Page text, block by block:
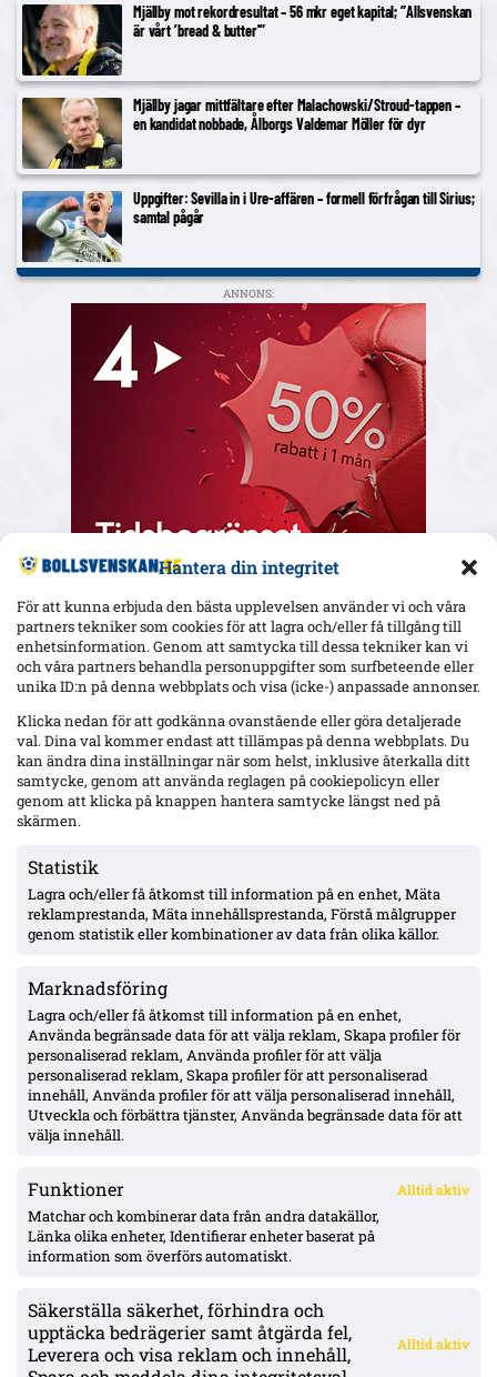
Hantera din integritet
För att kunna erbjuda den bästa upplevelsen använder vi och våra
partners tekniker som cookies för att lagra och/eller få tillgång till
enhetsinformation. Genom att samtycka till dessa tekniker kan vi
och våra partners behandla personuppgifter som surfbeteende eller
unika ID:n på denna webbplats och visa (icke-) anpassade annonser.
Klicka nedan för att godkänna ovanstående eller göra detaljerade
val. Dina val kommer endast att tillämpas på denna webbplats. Du
kan ändra dina inställningar när som helst, inklusive återkalla ditt
samtycke, genom att använda reglagen på cookiepolicyn eller
genom att klicka på knappen hantera samtycke längst ned på
skärmen.
Statistik
Lagra och/eller få åtkomst till information på en enhet, Mäta
reklamprestanda, Mäta innehållsprestanda, Förstå målgrupper
genom statistik eller kombinationer av data från olika källor.
Marknadsföring
Lagra och/eller få åtkomst till information på en enhet,
Använda begränsade data för att välja reklam, Skapa profiler för
personaliserad reklam, Använda profiler för att välja
personaliserad reklam, Skapa profiler för att personaliserad
innehåll, Använda profiler för att välja personaliserad innehåll,
Utveckla och förbättra tjänster, Använda begränsade data för att
välja innehåll.
Funktioner Alltid aktiv
Matchar och kombinerar data från andra datakällor,
Länka olika enheter, Identifierar enheter baserat på
information som överförs automatiskt.
Säkerställa säkerhet, förhindra och
upptäcka bedrägerier samt åtgärda fel,
Leverera och visa reklam och innehåll,
Alltid aktiv
Mjällby mot rekordresultat – 56 mkr eget kapital; ”Allsvenskan
är vårt ’bread & butter'”
Mjällby jagar mittfältare efter Malachowski/Stroud-tappen –
en kandidat nobbade, Ålborgs Valdemar Möller för dyr
Uppgifter: Sevilla in i Ure-affären – formell förfrågan till Sirius;
samtal pågår
ANNONS:
Senaste
varnar: ”Mjällbys styrka är kollektivet”
AIK utan 13 spelare mot Örgryte – Hove avstängd, Ellingsen
MFF:s Anton Höög med tre raka starter – Helstrup:
framtidsroll som åtta, kontrakt till 2030
Pihlström två mål på två matcher – Luganos plan för år två ger
effekt
Uppgifter: Erzurumspor lägger lånebud på Ibrahim Diabaté –
GAIS-anfallaren under kontrakt till 2028
ÖVERSIKT
Nyheter & Reportage
Spelarbetyg
KONTAKT
kontakt@bollsvenskan.se
redaktionen@bollsvenskan.se